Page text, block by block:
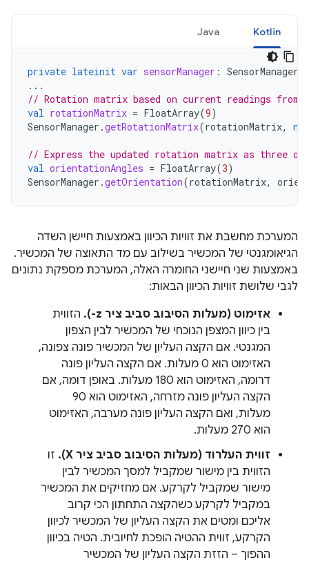
Kotlin
Java
private lateinit var sensorManager : SensorManager
...
// Rotation matrix based on current readings from
val rotationMatrix = FloatArray(9)
SensorManager .getRotationMatrix(rotationMatrix,
// Express the updated rotation matrix as three
val orientationAngles = FloatArray(3)
SensorManager .getOrientation(rotationMatrix,
המערכת מחשבת את זוויות הכיוון באמצעות חיישן השדה
הגיאומגנטי של המכשיר בשילוב עם מד התאוצה של המכשיר.
באמצעות שני חיישני החומרה האלה, המערכת מספקת נתונים
לגבי שלושת זוויות הכיוון הבאות:
אזימוט (מעלות הסיבוב סביב ציר ‎-z).
הזווית
בין כיוון המצפן הנוכחי של המכשיר לבין הצפון
המגנטי. אם הקצה העליון של המכשיר פונה צפונה,
האזימוט הוא 0 מעלות. אם הקצה העליון פונה
דרומה, האזימוט הוא 180 מעלות. באופן דומה, אם
הקצה העליון פונה מזרחה, האזימוט הוא 90
מעלות, ואם הקצה העליון פונה מערבה, האזימוט
הוא 270 מעלות.
זווית העלרוד (מעלות הסיבוב סביב ציר X).
זו
הזווית בין מישור שמקביל למסך המכשיר לבין
מישור שמקביל לקרקע. אם מחזיקים את המכשיר
במקביל לקרקע כשהקצה התחתון הכי קרוב
אליכם ומטים את הקצה העליון של המכשיר לכיוון
הקרקע, זווית ההטיה הופכת לחיובית. הטיה בכיוון
ההפוך – הזזת הקצה העליון של המכשיר